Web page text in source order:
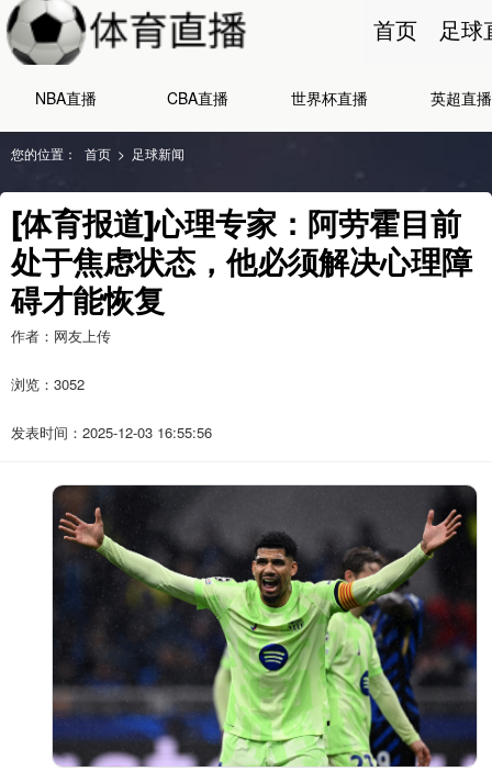
首页 足球
NBA直播 CBA直播 世界杯直播 英超直播
您的位置： 首页 > 足球新闻
[体育报道]心理专家：阿劳霍目前
处于焦虑状态，他必须解决心理障
碍才能恢复
作者：网友上传
浏览： 3052
发表时间：2025-12-03 16:55:56